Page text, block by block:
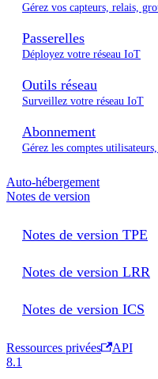
Gérez vos capteurs, relais,
Passerelles
Déployez votre réseau IoT
Outils réseau
Surveillez votre réseau IoT
Abonnement
Gérez les comptes
Auto-hébergement
Notes de version
Notes de version TPE
Notes de version LRR
Notes de version ICS
Ressources privées
API
8.1